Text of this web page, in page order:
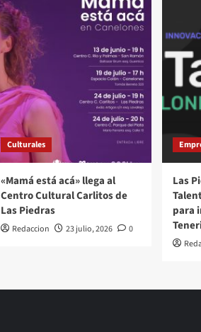
Culturales
«Mamá está acá» llega al
Centro Cultural Carlitos de
Las Piedras
Redaccion 23 julio, 2026 0
Las
para